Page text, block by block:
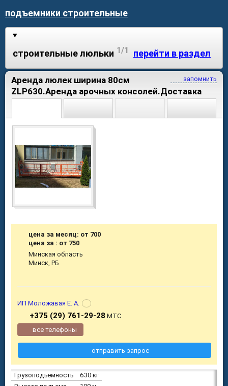
подъемники строительные
строительные люльки 1/1 перейти в раздел
запомнить
Аренда люлек ширина 80см
ZLP630.Аренда арочных консолей.Доставка
Грузоподъемность
630 кг
цена за месяц: от 700
цена за : от 750
Минская область
Минск, РБ
ИП Моложавая Е. А.
+375 (29) 761-29-28 МТС
все телефоны
отправить запрос